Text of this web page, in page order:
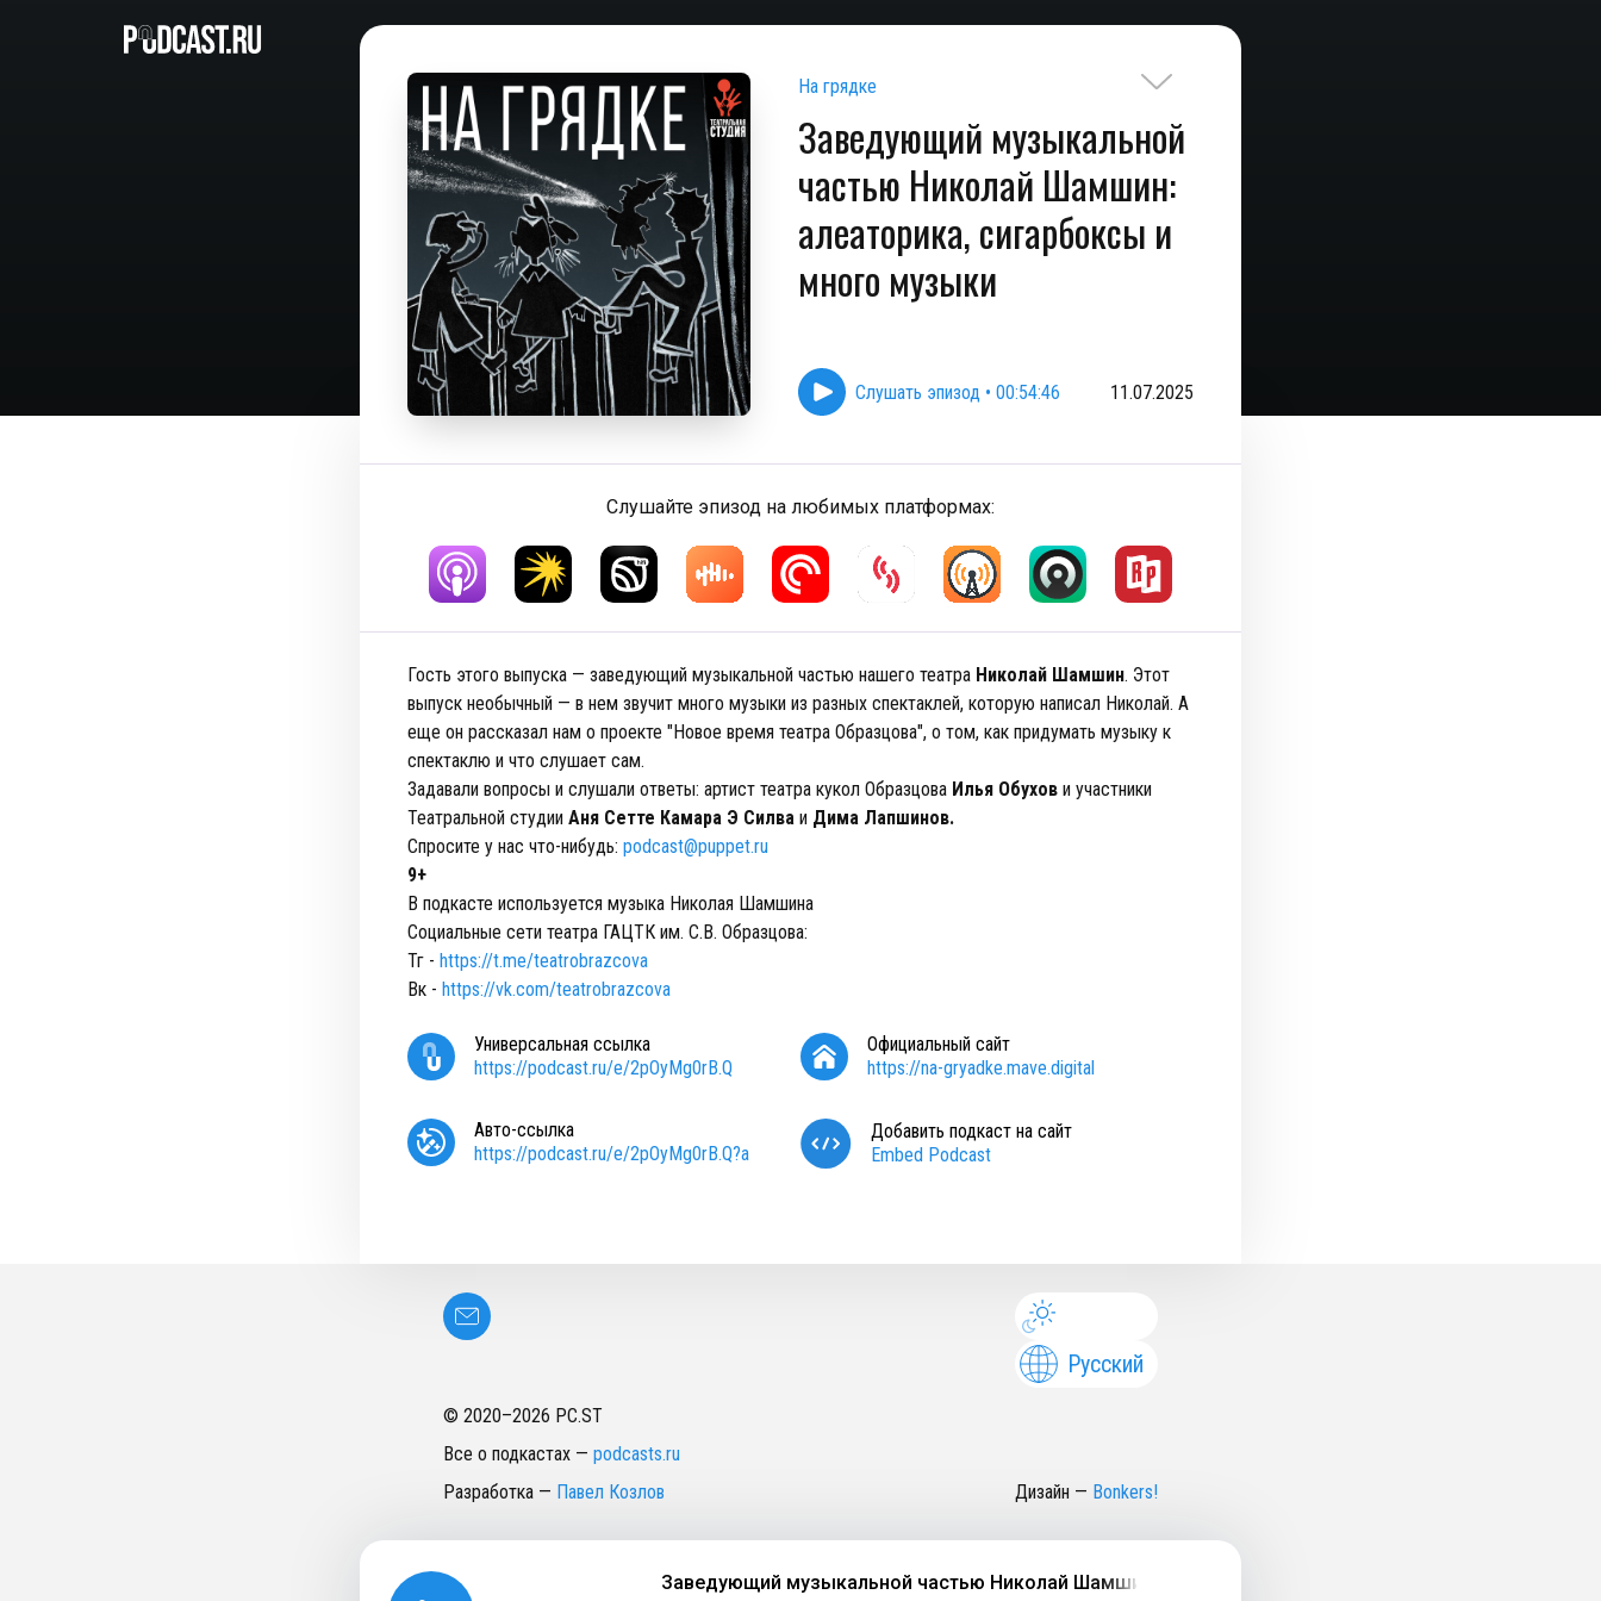
На грядке
Заведующий музыкальной
частью Николай Шамшин:
алеаторика, сигарбоксы и
много музыки
Слушать эпизод • 00:54:46 11.07.2025
Слушайте эпизод на любимых платформах:
Гость этого выпуска — заведующий музыкальной частью нашего театра Николай Шамшин. Этот
выпуск необычный — в нем звучит много музыки из разных спектаклей, которую написал Николай. А
еще он рассказал нам о проекте "Новое время театра Образцова", о том, как придумать музыку к
спектаклю и что слушает сам.
Задавали вопросы и слушали ответы: артист театра кукол Образцова Илья Обухов и участники
Театральной студии Аня Сетте Камара Э Силва и Дима Лапшинов.
Спросите у нас что-нибудь: podcast@puppet.ru
9+
В подкасте используется музыка Николая Шамшина
Социальные сети театра ГАЦТК им. С.В. Образцова:
Тг - https://t.me/teatrobrazcova
Вк - https://vk.com/teatrobrazcova
Универсальная ссылка
https://podcast.ru/e/2pOyMg0rB.Q
Официальный сайт
https://na-gryadke.mave.digital
Авто-ссылка
https://podcast.ru/e/2pOyMg0rB.Q?a
Добавить подкаст на сайт
Embed Podcast
Русский
© 2020–2026 PC.ST
Все о подкастах — podcasts.ru
Разработка — Павел Козлов Дизайн — Bonkers!
Заведующий музыкальной частью Николай Шамшин: алеаторика, сигарбоксы и много музыки